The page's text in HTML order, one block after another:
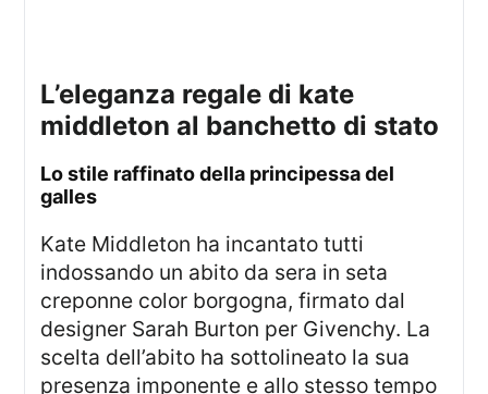
l’eleganza regale di kate
middleton al banchetto di stato
lo stile raffinato della principessa del
galles
Kate Middleton ha incantato tutti
indossando un abito da sera in seta
creponne color borgogna, firmato dal
designer Sarah Burton per Givenchy. La
scelta dell’abito ha sottolineato la sua
presenza imponente e allo stesso tempo